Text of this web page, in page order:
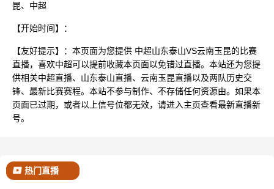
昆、中超
【开始时间】：
【友好提示】：本页面为您提供 中超山东泰山VS云南玉昆的比赛
直播，喜欢中超可以提前收藏本页面以免错过直播。本站还为您提
供相关中超直播、山东泰山直播、云南玉昆直播以及两队历史交
锋、最新比赛赛程。本站不参与制作、不存储任何资源由。如果本
页面已过期，或者以上信号位都无效，请进入主页查看最新直播新
号。
热门直播